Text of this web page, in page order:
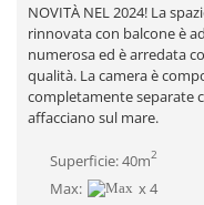
NOVITÀ NEL 2024! La
rinnovata con balcone è
numerosa ed è arredata
qualità. La camera è
completamente separate
affacciano sul mare.
Superficie: 40m2
Max:
x 4